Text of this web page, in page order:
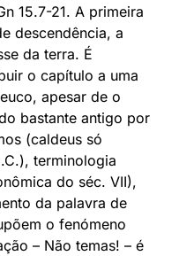
15.7-21. A primeira
descendência, a
da terra. É
o capítulo a uma
apesar de o
bastante antigo por
(caldeus só
terminologia
do séc. VII),
da palavra de
o fenómeno
– Não temas! – é